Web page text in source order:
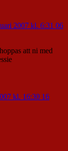
2007 kl. 6:31 06
att ni med
kl. 16:30 16